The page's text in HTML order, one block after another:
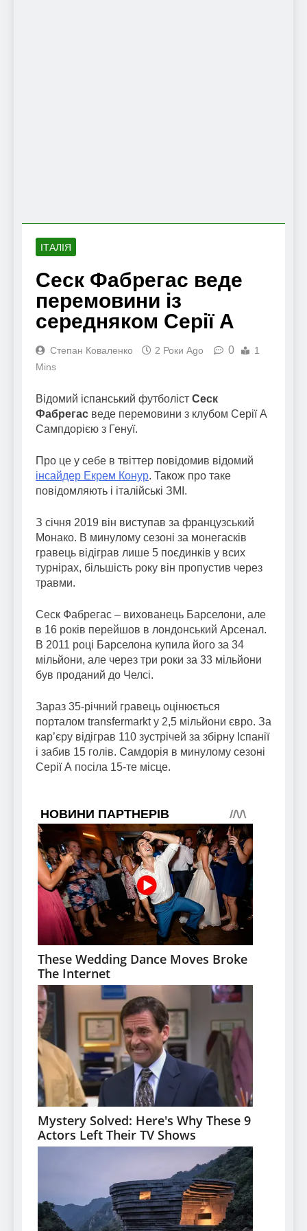
ІТАЛІЯ
Сеск Фабрегас веде
перемовини із
середняком Серії А
Степан Коваленко 2 Роки Ago 0
1
Mins
Відомий іспанський футболіст Сеск
Фабрегас веде перемовини з клубом Серії А
Сампдорією з Генуї.
Про це у себе в твіттер повідомив відомий
інсайдер Екрем Конур. Також про таке
повідомляють і італійські ЗМІ.
З січня 2019 він виступав за французський
Монако. В минулому сезоні за монегасків
гравець відіграв лише 5 поєдинків у всих
турнірах, більшість року він пропустив через
травми.
Сеск Фабрегас – вихованець Барселони, але
в 16 років перейшов в лондонський Арсенал.
В 2011 році Барселона купила його за 34
мільйони, але через три роки за 33 мільйони
був проданий до Челсі.
Зараз 35-річний гравець оцінюється
порталом transfermarkt у 2,5 мільйони євро. За
кар’єру відіграв 110 зустрічей за збірну Іспанії
і забив 15 голів. Самдорія в минулому сезоні
Серії А посіла 15-те місце.